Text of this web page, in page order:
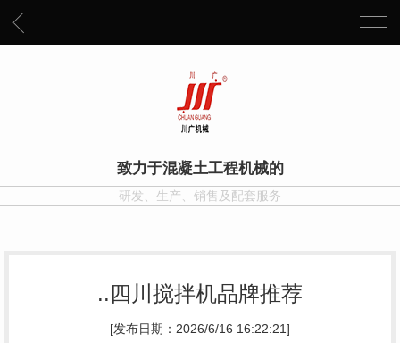
致力于混凝土工程机械的
研发、生产、销售及配套服务
..四川搅拌机品牌推荐
[发布日期：2026/6/16 16:22:21]